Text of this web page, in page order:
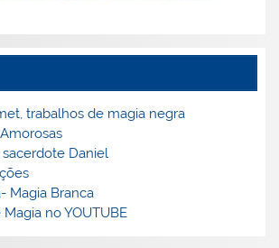
trabalhos de magia negra
Daniel
Magia Branca
no YOUTUBE